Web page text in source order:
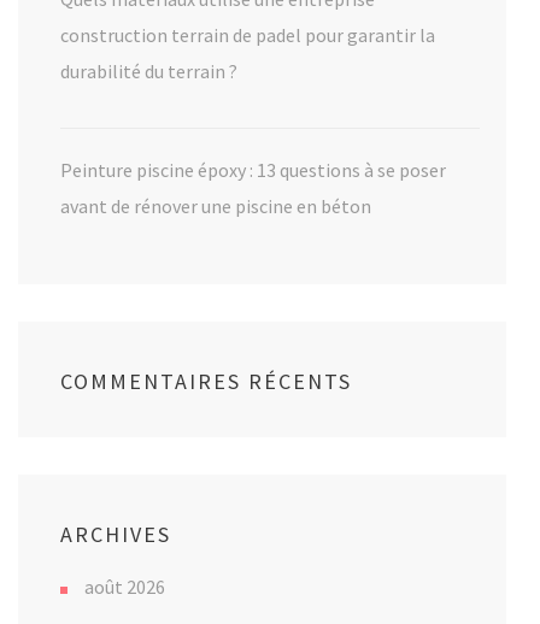
construction terrain de padel pour garantir la
durabilité du terrain ?
Peinture piscine époxy : 13 questions à se poser
avant de rénover une piscine en béton
COMMENTAIRES RÉCENTS
ARCHIVES
août 2026